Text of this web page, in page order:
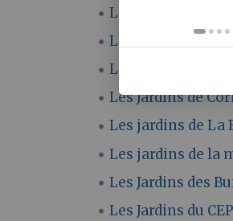
Le jardin des
Le Jardin du Breuil
Le Maraicheur
Les Jardins de
Les jardins de La
Les jardins de la
Les Jardins des
Les Jardins du CEP